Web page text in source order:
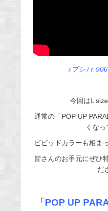
♪プシ / r-
今回はL
通常の「POP UP
くなっ
ビビッドカラーも相ま
皆さんのお手元にぜひ
だ
「POP UP